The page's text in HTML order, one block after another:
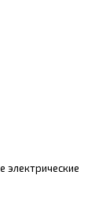
электрические